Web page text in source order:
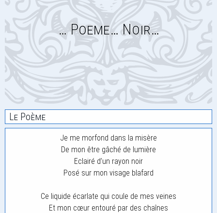
… Poeme… Noir…
Le Poème
Je me morfond dans la misère
De mon être gâché de lumière
Eclairé d’un rayon noir
Posé sur mon visage blafard
Ce liquide écarlate qui coule de mes veines
Et mon cœur entouré par des chaînes